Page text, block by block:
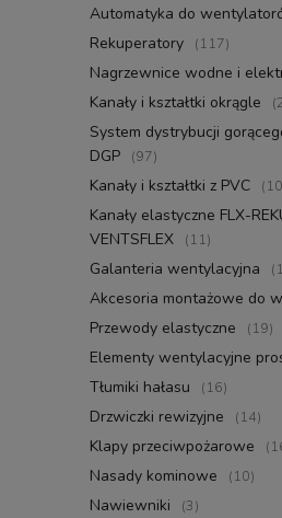
Automatyka do
Rekuperatory (117)
Nagrzewnice wodne i
Kanały i kształtki okrągle
System dystrybucji
DGP
(97)
Kanały i kształtki z PVC
Kanały elastyczne FLX-
VENTSFLEX
(11)
Galanteria wentylacyjna
Akcesoria montażowe do
Przewody elastyczne (19)
Elementy wentylacyjne
Tłumiki hałasu (16)
Drzwiczki rewizyjne (14)
Klapy przeciwpożarowe
Nasady kominowe (10)
Nawiewniki (3)